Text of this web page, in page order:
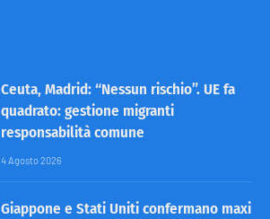
Ceuta, Madrid: “Nessun rischio”. UE fa
quadrato: gestione migranti
responsabilità comune
4 Agosto 2026
Giappone e Stati Uniti confermano maxi